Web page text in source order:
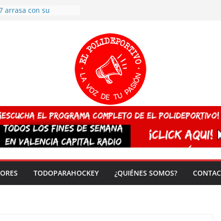
arrasa con su
España sub20
del mundo
vez!
TODOPARAHOCKEY ¿QUIÉNES SOMOS?